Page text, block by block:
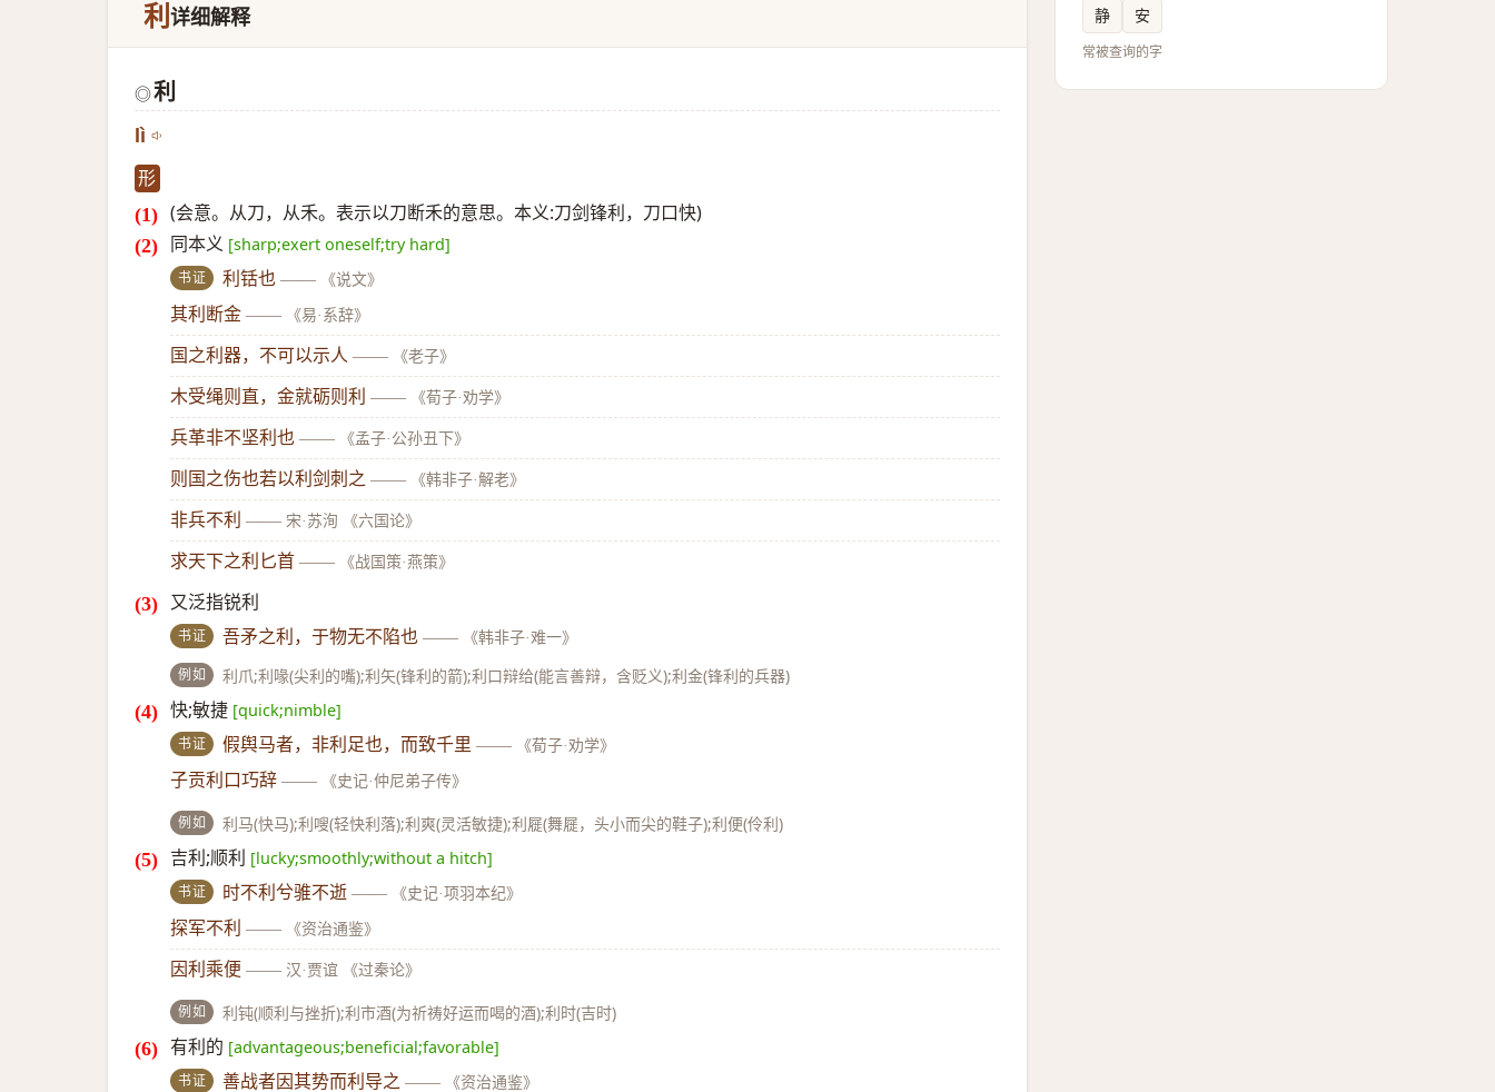
利 详细解释
◎利
lì
形
(会意。从刀，从禾。表示以刀断禾的意思。本义:刀剑锋利，刀口快)
同本义 [sharp;exert oneself;try hard]
书证 利铦也 —— 《说文》
其利断金 —— 《易·系辞》
国之利器，不可以示人 —— 《老子》
木受绳则直，金就砺则利 —— 《荀子·劝学》
兵革非不坚利也 —— 《孟子·公孙丑下》
则国之伤也若以利剑刺之 —— 《韩非子·解老》
非兵不利 —— 宋·苏洵 《六国论》
求天下之利匕首 —— 《战国策·燕策》
又泛指锐利
书证 吾矛之利，于物无不陷也 —— 《韩非子·难一》
例如 利爪;利喙(尖利的嘴);利矢(锋利的箭);利口辩给(能言善辩，含贬义);利金(锋利的兵器)
快;敏捷 [quick;nimble]
书证 假舆马者，非利足也，而致千里 —— 《荀子·劝学》
子贡利口巧辞 —— 《史记·仲尼弟子传》
例如 利马(快马);利嗖(轻快利落);利爽(灵活敏捷);利屣(舞屣，头小而尖的鞋子);利便(伶利)
吉利;顺利 [lucky;smoothly;without a hitch]
书证 时不利兮骓不逝 —— 《史记·项羽本纪》
探军不利 —— 《资治通鉴》
因利乘便 —— 汉·贾谊 《过秦论》
例如 利钝(顺利与挫折);利市酒(为祈祷好运而喝的酒);利时(吉时)
有利的 [advantageous;beneficial;favorable]
书证 善战者因其势而利导之 —— 《资治通鉴》
静 安
常被查询的字